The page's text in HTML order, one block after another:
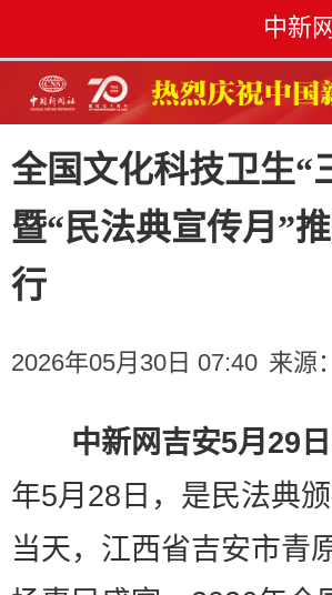
中新网
全国文化科技卫生“
暨“民法典宣传月”
行
2026年05月30日 07:40 来源：
中新网吉安5月29
年5月28日，是民法典
当天，江西省吉安市青